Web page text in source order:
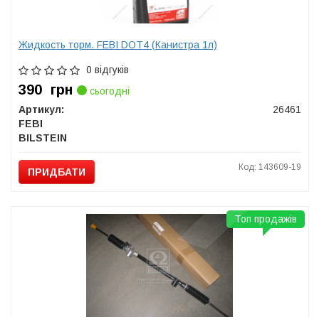
Жидкость торм. FEBI DOT4 (Канистра 1л)
0 відгуків
390 грн
сьогодні
Артикул:
26461
FEBI
BILSTEIN
ПРИДБАТИ Код: 143609-19
Топ продажів